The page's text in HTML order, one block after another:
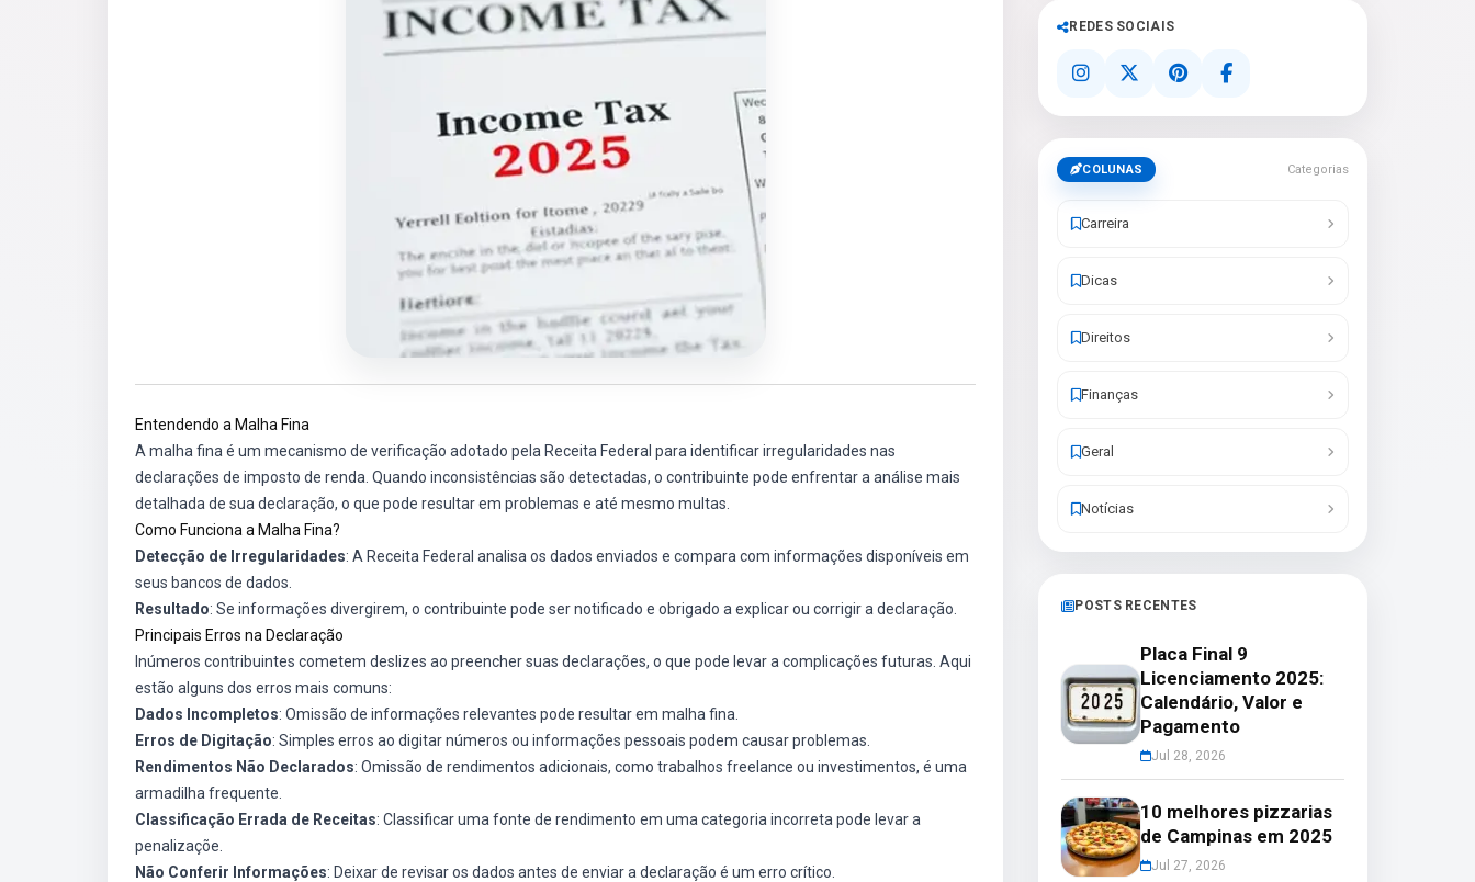
Entendendo a Malha Fina
A malha fina é um mecanismo de verificação adotado pela Receita Federal para identificar irregularidades nas
declarações de imposto de renda. Quando inconsistências são detectadas, o contribuinte pode enfrentar a análise mais
detalhada de sua declaração, o que pode resultar em problemas e até mesmo multas.
Como Funciona a Malha Fina?
Detecção de Irregularidades: A Receita Federal analisa os dados enviados e compara com informações disponíveis em
seus bancos de dados.
Resultado: Se informações divergirem, o contribuinte pode ser notificado e obrigado a explicar ou corrigir a declaração.
Principais Erros na Declaração
Inúmeros contribuintes cometem deslizes ao preencher suas declarações, o que pode levar a complicações futuras. Aqui
estão alguns dos erros mais comuns:
Dados Incompletos: Omissão de informações relevantes pode resultar em malha fina.
Erros de Digitação: Simples erros ao digitar números ou informações pessoais podem causar problemas.
Rendimentos Não Declarados: Omissão de rendimentos adicionais, como trabalhos freelance ou investimentos, é uma
armadilha frequente.
Classificação Errada de Receitas: Classificar uma fonte de rendimento em uma categoria incorreta pode levar a
penalizaçõe.
Não Conferir Informações: Deixar de revisar os dados antes de enviar a declaração é um erro crítico.
REDES SOCIAIS
COLUNAS Categorias
Carreira
Dicas
Direitos
Finanças
Geral
Notícias
POSTS RECENTES
Placa Final 9
Licenciamento 2025:
Calendário, Valor e
Pagamento
Jul 28, 2026
10 melhores pizzarias
de Campinas em 2025
Jul 27, 2026